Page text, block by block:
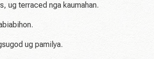
ug terraced nga kaumahan.
ug pamilya.